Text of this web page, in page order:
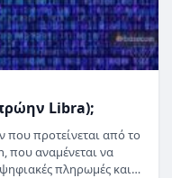
Libra);
που προτείνεται από το
που αναμένεται να
πληρωμές και…